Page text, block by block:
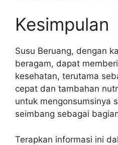
Kesimpulan
Susu Beruang, dengan
beragam, dapat
kesehatan, terutama
cepat dan tambahan
untuk mengonsumsinya
seimbang sebagai
Terapkan informasi ini